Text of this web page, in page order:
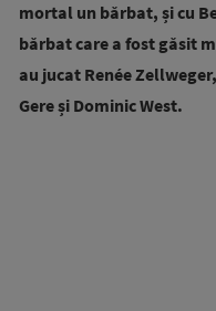
mortal un bărbat, și cu
bărbat care a fost găsit
au jucat Renée Zellweger,
Gere și Dominic West.